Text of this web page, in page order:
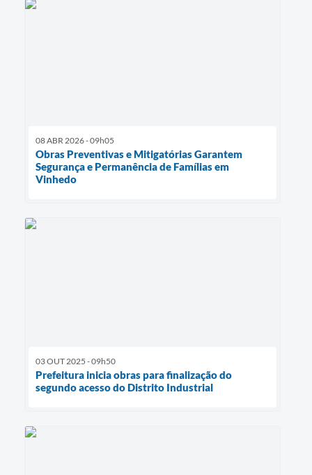
08 ABR 2026 - 09h05
Obras Preventivas e Mitigatórias Garantem
Segurança e Permanência de Famílias em
Vinhedo
03 OUT 2025 - 09h50
Prefeitura inicia obras para finalização do
segundo acesso do Distrito Industrial